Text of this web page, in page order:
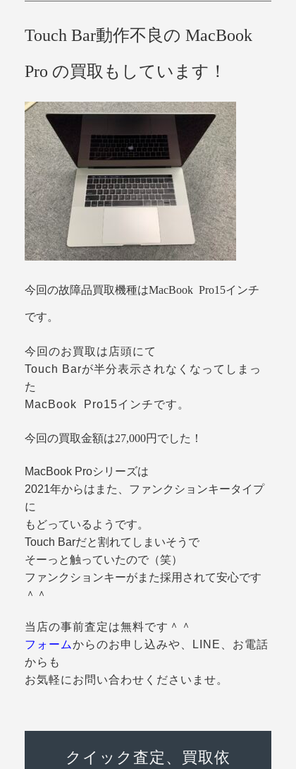
Touch Bar動作不良の MacBook
Pro の買取もしています！
今回の故障品買取機種はMacBook Pro15インチ
です。
今回のお買取は店頭にて
Touch Barが半分表示されなくなってしまっ
た
MacBook Pro15インチです。
今回の買取金額は27,000円でした！
MacBook Proシリーズは
2021年からはまた、ファンクションキータイプ
に
もどっているようです。
Touch Barだと割れてしまいそうで
そーっと触っていたので（笑）
ファンクションキーがまた採用されて安心です
＾＾
当店の事前査定は無料です＾＾
フォームからのお申し込みや、LINE、お電話
からも
お気軽にお問い合わせくださいませ。
クイック査定、買取依